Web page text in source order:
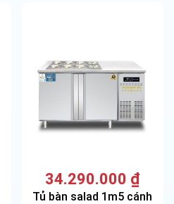
Tủ bàn salad 1m5 cánh
34.290.000 ₫